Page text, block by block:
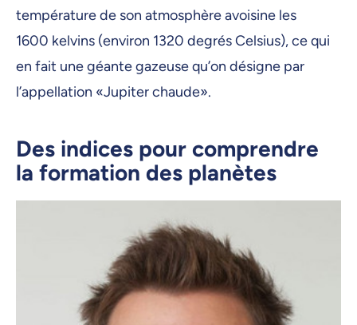
température de son atmosphère avoisine les
1600 kelvins (environ 1320 degrés Celsius), ce qui
en fait une géante gazeuse qu’on désigne par
l’appellation «Jupiter chaude».
Des indices pour comprendre
la formation des planètes